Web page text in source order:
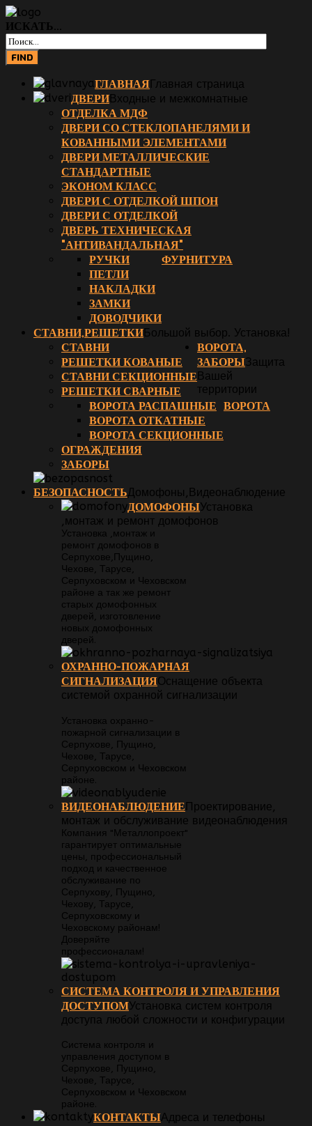
ИСКАТЬ...
ГЛАВНАЯГлавная страница
ДВЕРИВходные и межкомнатные
ОТДЕЛКА МДФ
ДВЕРИ СО СТЕКЛОПАНЕЛЯМИ И
КОВАННЫМИ ЭЛЕМЕНТАМИ
ДВЕРИ МЕТАЛЛИЧЕСКИЕ
СТАНДАРТНЫЕ
ЭКОНОМ КЛАСС
ДВЕРИ С ОТДЕЛКОЙ ШПОН
ДВЕРИ С ОТДЕЛКОЙ
ДВЕРЬ ТЕХНИЧЕСКАЯ
"АНТИВАНДАЛЬНАЯ"
ФУРНИТУРА
РУЧКИ
ПЕТЛИ
НАКЛАДКИ
ЗАМКИ
ДОВОДЧИКИ
СТАВНИ,РЕШЕТКИБольшой выбор. Установка!
СТАВНИ
РЕШЕТКИ КОВАНЫЕ
СТАВНИ СЕКЦИОННЫЕ
РЕШЕТКИ СВАРНЫЕ
ВОРОТА,
ЗАБОРЫЗащита
Вашей
территории
ВОРОТА
ВОРОТА РАСПАШНЫЕ
ВОРОТА ОТКАТНЫЕ
ВОРОТА СЕКЦИОННЫЕ
ОГРАЖДЕНИЯ
ЗАБОРЫ
БЕЗОПАСНОСТЬДомофоны,Видеонаблюдение
ДОМОФОНЫУстановка
,монтаж и ремонт домофонов
Установка ,монтаж и
ремонт домофонов в
Серпухове,Пущино,
Чехове, Тарусе,
Серпуховском и Чеховском
районе а так же ремонт
старых домофонных
дверей, изготовление
новых домофонных
дверей.
ОХРАННО-ПОЖАРНАЯ
СИГНАЛИЗАЦИЯОснащение объекта
системой охранной сигнализации
Установка охранно-
пожарной сигнализации в
Серпухове, Пущино,
Чехове, Тарусе,
Серпуховском и Чеховском
районе.
ВИДЕОНАБЛЮДЕНИЕПроектирование,
монтаж и обслуживание видеонаблюдения
Компания "Металлопроект"
гарантирует оптимальные
цены, профессиональный
подход и качественное
обслуживание по
Серпухову, Пущино,
Чехову, Тарусе,
Серпуховскому и
Чеховскому районам!
Доверяйте
профессионалам!
СИСТЕМА КОНТРОЛЯ И УПРАВЛЕНИЯ
ДОСТУПОМУстановка систем контроля
доступа любой сложности и конфигурации
Система контроля и
управления доступом в
Серпухове, Пущино,
Чехове, Тарусе,
Серпуховском и Чеховском
районе.
КОНТАКТЫАдреса и телефоны